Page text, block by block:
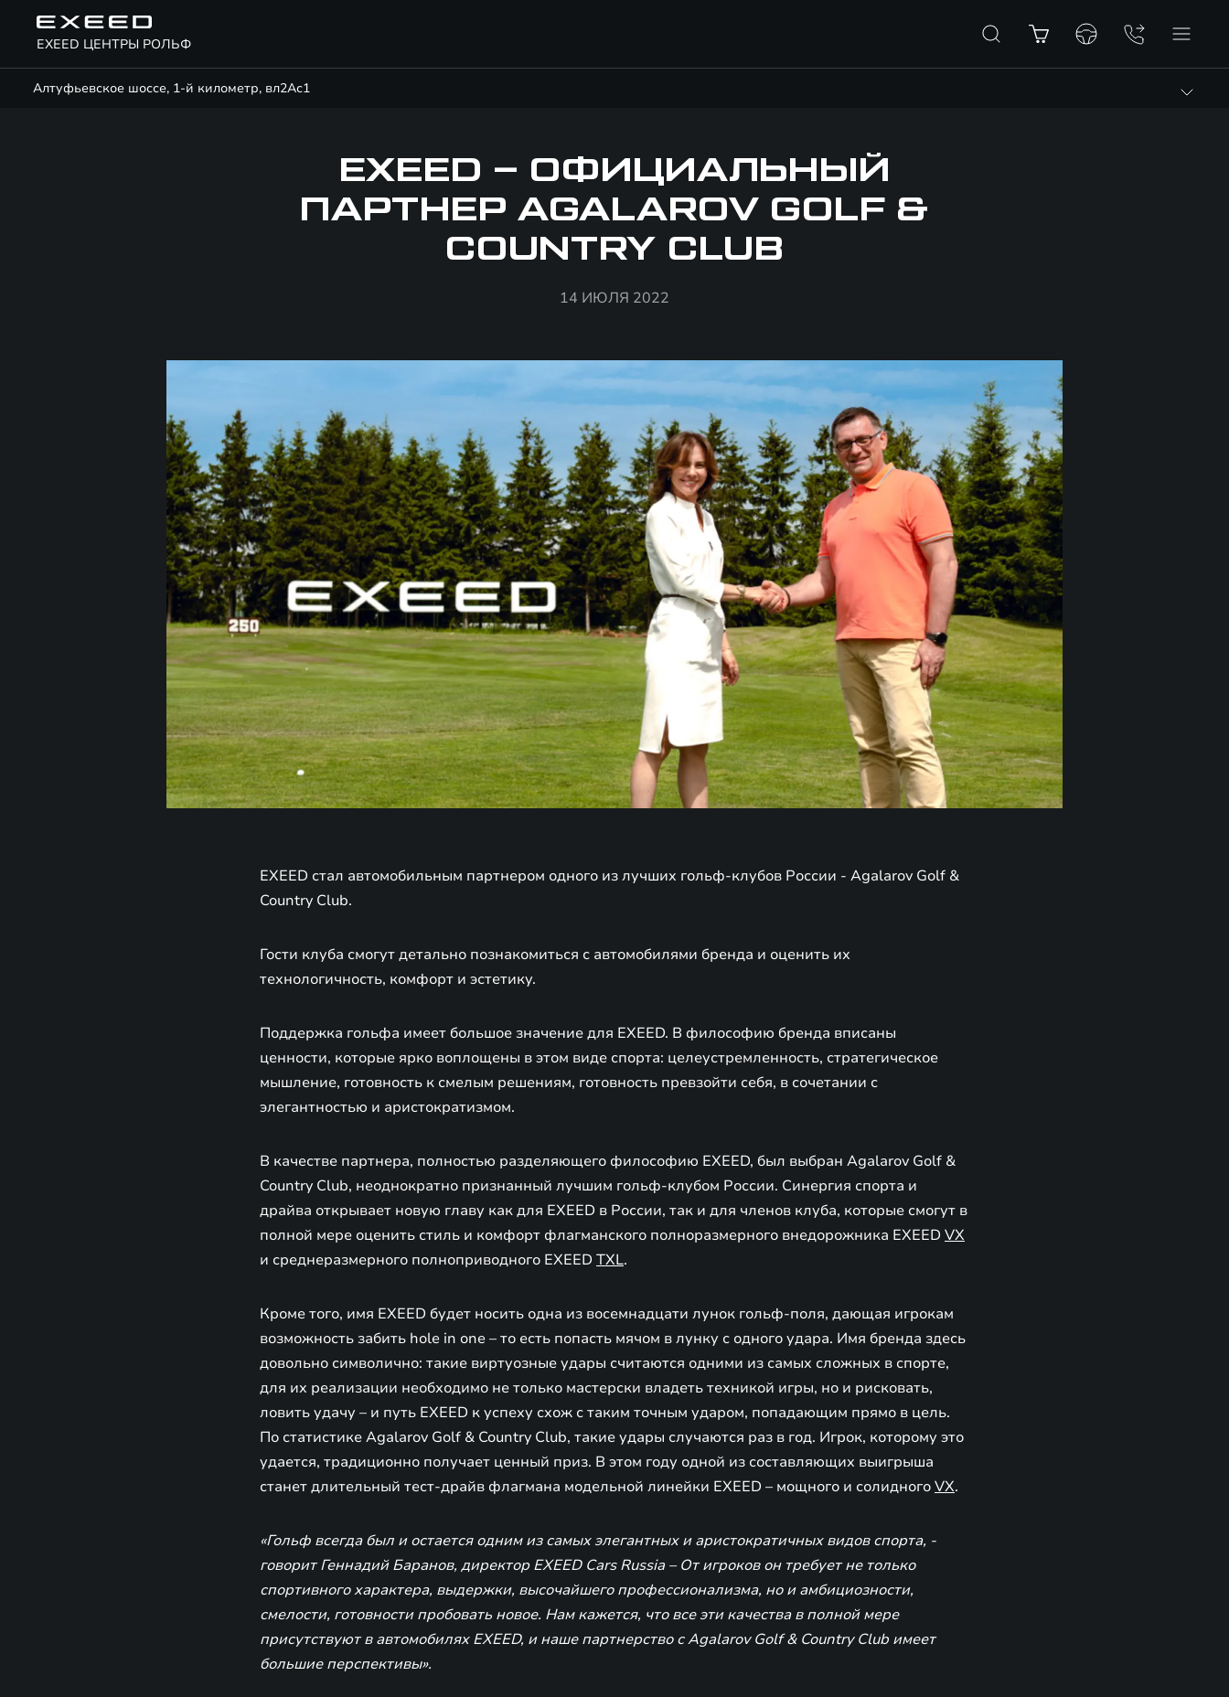
EXEED ЦЕНТРЫ РОЛЬФ
Алтуфьевское шоссе, 1-й километр, вл2Ас1
EXEED – ОФИЦИАЛЬНЫЙ
ПАРТНЕР AGALAROV GOLF &
COUNTRY CLUB
14 ИЮЛЯ 2022
EXEED стал автомобильным партнером одного из лучших гольф-клубов России - Agalarov Golf &
Country Club.
Гости клуба смогут детально познакомиться с автомобилями бренда и оценить их
технологичность, комфорт и эстетику.
Поддержка гольфа имеет большое значение для EXEED. В философию бренда вписаны
ценности, которые ярко воплощены в этом виде спорта: целеустремленность, стратегическое
мышление, готовность к смелым решениям, готовность превзойти себя, в сочетании с
элегантностью и аристократизмом.
В качестве партнера, полностью разделяющего философию EXEED, был выбран Agalarov Golf &
Country Club, неоднократно признанный лучшим гольф-клубом России. Синергия спорта и
драйва открывает новую главу как для EXEED в России, так и для членов клуба, которые смогут в
полной мере оценить стиль и комфорт флагманского полноразмерного внедорожника EXEED VX
и среднеразмерного полноприводного EXEED TXL.
Кроме того, имя EXEED будет носить одна из восемнадцати лунок гольф-поля, дающая игрокам
возможность забить hole in one – то есть попасть мячом в лунку с одного удара. Имя бренда здесь
довольно символично: такие виртуозные удары считаются одними из самых сложных в спорте,
для их реализации необходимо не только мастерски владеть техникой игры, но и рисковать,
ловить удачу – и путь EXEED к успеху схож с таким точным ударом, попадающим прямо в цель.
По статистике Agalarov Golf & Country Club, такие удары случаются раз в год. Игрок, которому это
удается, традиционно получает ценный приз. В этом году одной из составляющих выигрыша
станет длительный тест-драйв флагмана модельной линейки EXEED – мощного и солидногоVX.
«Гольф всегда был и остается одним из самых элегантных и аристократичных видов спорта, -
говорит Геннадий Баранов, директор EXEED Cars Russia – От игроков он требует не только
спортивного характера, выдержки, высочайшего профессионализма, но и амбициозности,
смелости, готовности пробовать новое. Нам кажется, что все эти качества в полной мере
присутствуют в автомобилях EXEED, и наше партнерство с Agalarov Golf & Country Club имеет
большие перспективы».